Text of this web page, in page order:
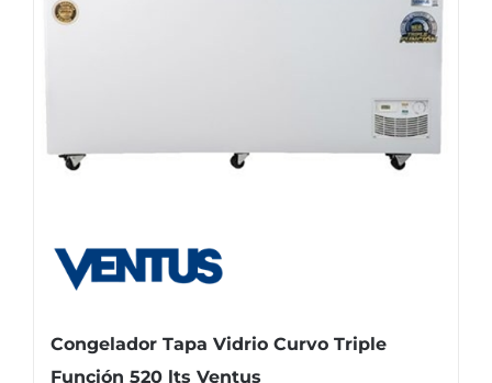
Congelador Tapa Vidrio Curvo Triple
Función 520 lts Ventus